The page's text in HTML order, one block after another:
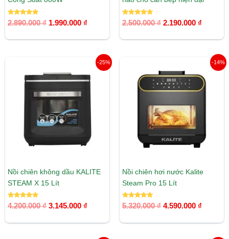
Được xếp
hạng
2.890.000₫ 1.990.000 ₫
Được xếp
hạng
2.500.000₫ 2.190.000 ₫
-25%
Nồi chiên không dầu KALITE
STEAM X 15 Lít
Được xếp
hạng
4.200.000₫
là:
3.145.000 ₫
Giá
hiện
tại
-14%
Nồi chiên hơi nước Kalite
Steam Pro 15 Lít
Được xếp
hạng
5.320.000₫
gốc
là:
5.320.000 ₫.
4.590.000 ₫
Giá
hiện
tại
là: